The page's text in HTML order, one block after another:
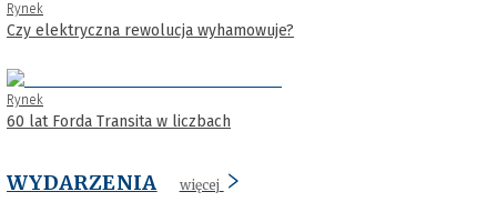
Rynek
Czy elektryczna rewolucja wyhamowuje?
Rynek
60 lat Forda Transita w liczbach
WYDARZENIA więcej